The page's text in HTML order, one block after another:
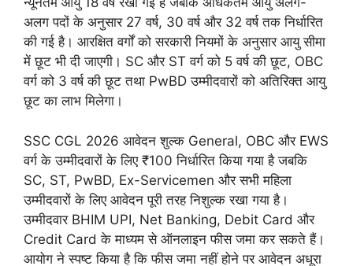
अलग पदों के अनुसार 27 वर्ष, 30 वर्ष और 32 वर्ष तक निर्धारित
की गई है। आरक्षित वर्गों को सरकारी नियमों के अनुसार आयु सीमा
में छूट भी दी जाएगी। SC और ST वर्ग को 5 वर्ष की छूट, OBC
वर्ग को 3 वर्ष की छूट तथा PwBD उम्मीदवारों को अतिरिक्त आयु
छूट का लाभ मिलेगा।
SSC CGL 2026 आवेदन शुल्क General, OBC और EWS
वर्ग के उम्मीदवारों के लिए ₹100 निर्धारित किया गया है जबकि
SC, ST, PwBD, Ex-Servicemen और सभी महिला
उम्मीदवारों के लिए आवेदन पूरी तरह निशुल्क रखा गया है।
उम्मीदवार BHIM UPI, Net Banking, Debit Card और
Credit Card के माध्यम से ऑनलाइन फीस जमा कर सकते हैं।
आयोग ने स्पष्ट किया है कि फीस जमा नहीं होने पर आवेदन अधूरा